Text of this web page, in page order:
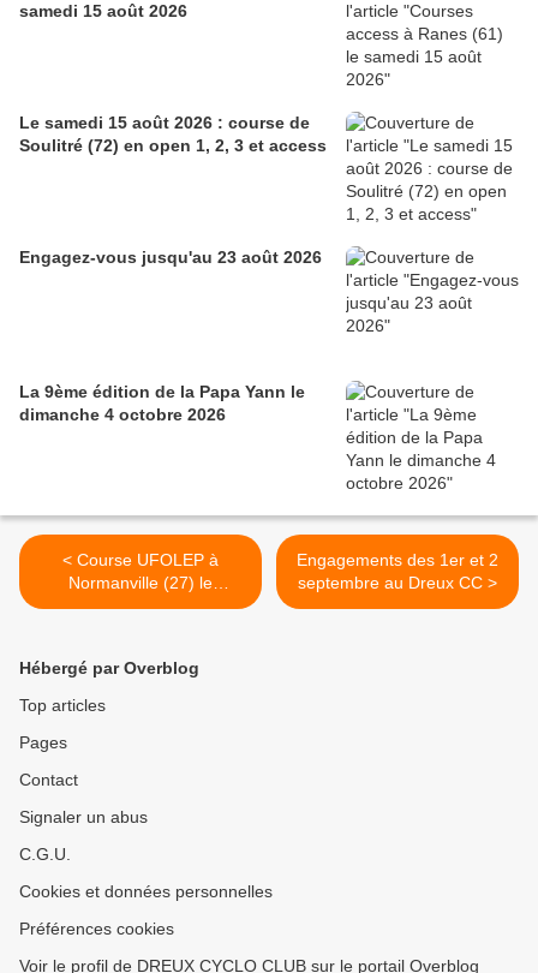
samedi 15 août 2026
Le samedi 15 août 2026 : course de
Soulitré (72) en open 1, 2, 3 et access
Engagez-vous jusqu'au 23 août 2026
La 9ème édition de la Papa Yann le
dimanche 4 octobre 2026
< Course UFOLEP à
Normanville (27) le
dimanche 9 septembre
Engagements des 1er et 2
septembre au Dreux CC >
Hébergé par Overblog
Top articles
Pages
Contact
Signaler un abus
C.G.U.
Cookies et données personnelles
Préférences cookies
Voir le profil de DREUX CYCLO CLUB sur le portail Overblog